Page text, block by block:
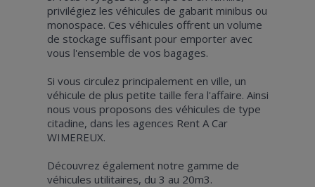
privilégiez les véhicules de gabarit minibus ou
monospace. Ces véhicules offrent un volume
de stockage suffisant pour emporter avec
vous l'ensemble de vos bagages.
Si vous circulez principalement en ville, un
véhicule de plus petite taille fera l'affaire. Ainsi
nous vous proposons des véhicules de type
citadine, dans les agences Rent A Car
WIMEREUX.
Découvrez également notre gamme de
véhicules utilitaires, du 3 au 20m3.